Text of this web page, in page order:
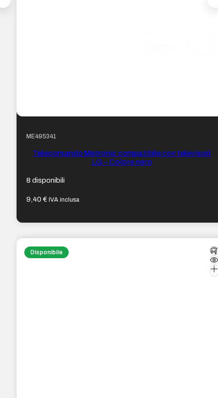
ME495341
Telecomando Metronic compatibile con televisori
LG – Colore nero
8 disponibili
9,40€ IVA inclusa
Disponibile